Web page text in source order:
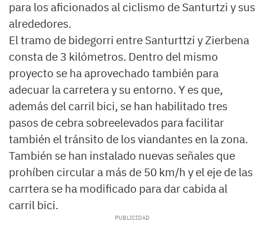
para los aficionados al ciclismo de Santurtzi y sus
alrededores.
El tramo de bidegorri entre Santurttzi y Zierbena
consta de 3 kilómetros. Dentro del mismo
proyecto se ha aprovechado también para
adecuar la carretera y su entorno. Y es que,
además del carril bici, se han habilitado tres
pasos de cebra sobreelevados para facilitar
también el tránsito de los viandantes en la zona.
También se han instalado nuevas señales que
prohíben circular a más de 50 km/h y el eje de las
carrtera se ha modificado para dar cabida al
carril bici.